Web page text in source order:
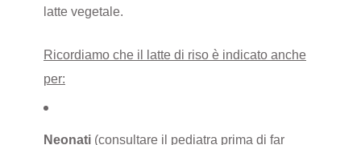
latte vegetale.
Ricordiamo che il latte di riso è indicato anche
per:
Neonati (consultare il pediatra prima di far